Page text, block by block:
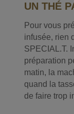
UN THÉ
Pour vous
infusée, rien
SPECIAL.T.
préparation
matin, la
quand la
de faire trop